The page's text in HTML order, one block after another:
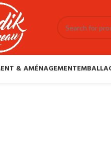
& AMÉNAGEMENT